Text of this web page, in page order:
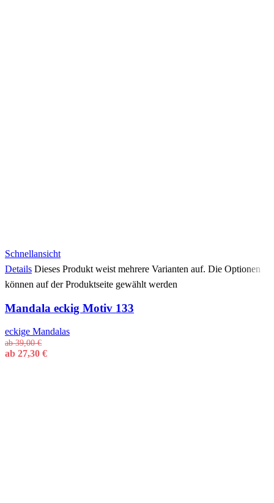
Schnellansicht
Details Dieses Produkt weist mehrere Varianten auf. Die Optionen
können auf der Produktseite gewählt werden
Mandala eckig Motiv 133
eckige Mandalas
ab39,00€
ab 27,30 €